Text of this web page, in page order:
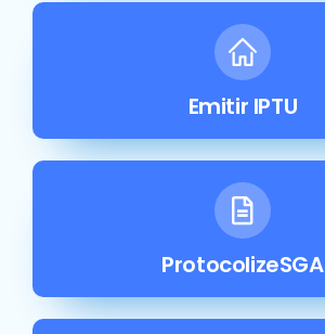
Emitir IPTU
ProtocolizeSGA